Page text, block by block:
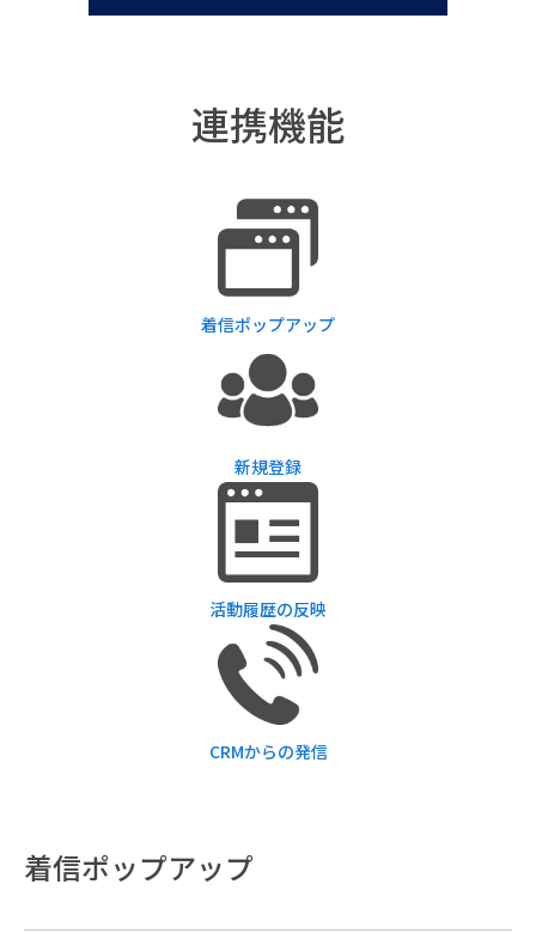
連携機能
着信ポップアップ
新規登録
活動履歴の反映
CRMからの発信
着信ポップアップ